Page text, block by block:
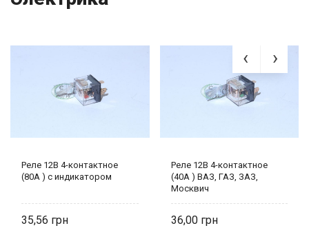
Реле 12В 4-контактное
(80А ) с индикатором
35,56
Реле 12В 4-контактное
(40А ) ВАЗ, ГАЗ, ЗАЗ,
Москвич
36,00